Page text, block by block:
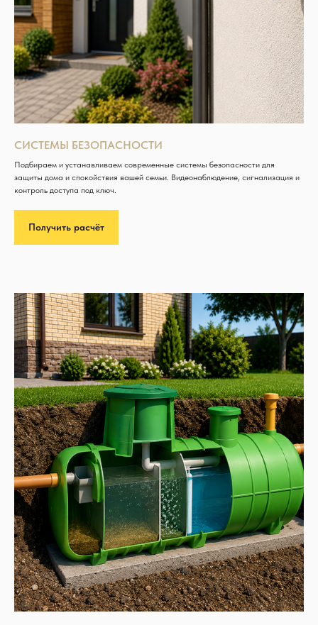
СИСТЕМЫ БЕЗОПАСНОСТИ
Подбираем и устанавливаем современные системы безопасности для
защиты дома и спокойствия вашей семьи. Видеонаблюдение, сигнализация и
контроль доступа под ключ.
Получить расчёт